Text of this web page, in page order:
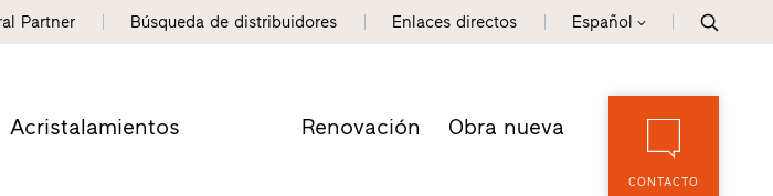
Partner Búsqueda de distribuidores Enlaces directos Español
Acristalamientos Renovación Obra nueva
CONTACTO